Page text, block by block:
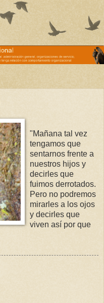
"Mañana tal vez
tengamos que
sentarnos frente a
nuestros hijos y
decirles que
fuimos derrotados.
Pero no podremos
mirarles a los ojos
y decirles que
viven así por que